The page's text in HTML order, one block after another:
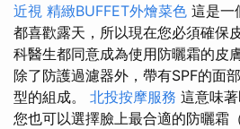
近視 精緻BUFFET外燴菜色 這是一
都喜歡露天，所以現在您必須確保
科醫生都同意成為使用防曬霜的皮
除了防護過濾器外，帶有SPF的面
型的組成。 北投按摩服務 這意味
您也可以選擇臉上最合適的防曬霜